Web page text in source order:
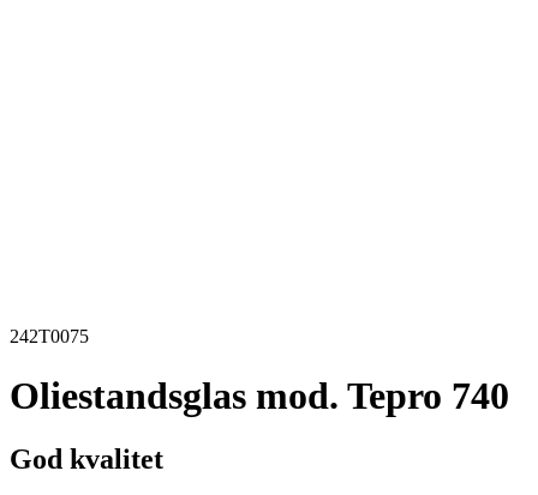
242T0075
Oliestandsglas mod. Tepro 740
God kvalitet